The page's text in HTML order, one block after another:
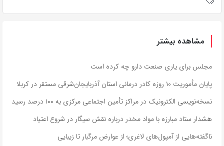
مشاهده بیشتر
مجلس برای یاری صنعت دارو چه کرده است
پایان مأموریت ۱۰ روزه کادر درمانی استان آذربایجان‌شرقی مستقر در کربلا
نسخه‌نویسی الکترونیک در مراکز تأمین اجتماعی مرکزی به ۱۰۰ درصد رسید
هشدار ستاد مبارزه با مواد مخدر درباره نقش سیگار در شروع اعتیاد
ناگفته‌هایی از آمپول‌های لاغری؛ از عوارض مرگبار تا زیبایی